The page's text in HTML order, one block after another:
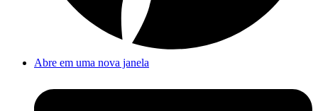
Abre em uma nova janela